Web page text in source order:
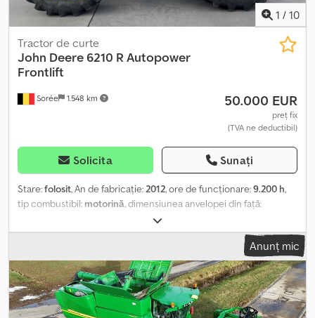
1 / 10
Sorée 1.548 km
Tractor de curte
John Deere 6210 R Autopower
Frontlift
50.000 EUR
preț fix
(TVA ne deductibil)
Solicita Sunați
Stare:folosit, An de fabricație: 2012, ore de funcționare:9.200 h,
tip combustibil: motorină , dimensiunea anvelopei din față:
, dimensiunea anvelopei din spate:
cabină, ref: 7292 1552 Transmisie Autopower 2059 Suspensie
cabină HCS 2123 Scaun cu aer Comfort D63 C 2511 Oglindă
telescopică Dreapta + Stânga 2624 Uși panoramice Dr + Stânga
3240 Pompă hidraulică 155 l/min 3326 2 distribuitoare electro-
hidraulice tip 350 833H 3° distribuitor electro-hidraulic tip 350
3832 Priză de putere 540/540E/1000E rpm 4420 Stabilizatori Dr +
Anunț mic